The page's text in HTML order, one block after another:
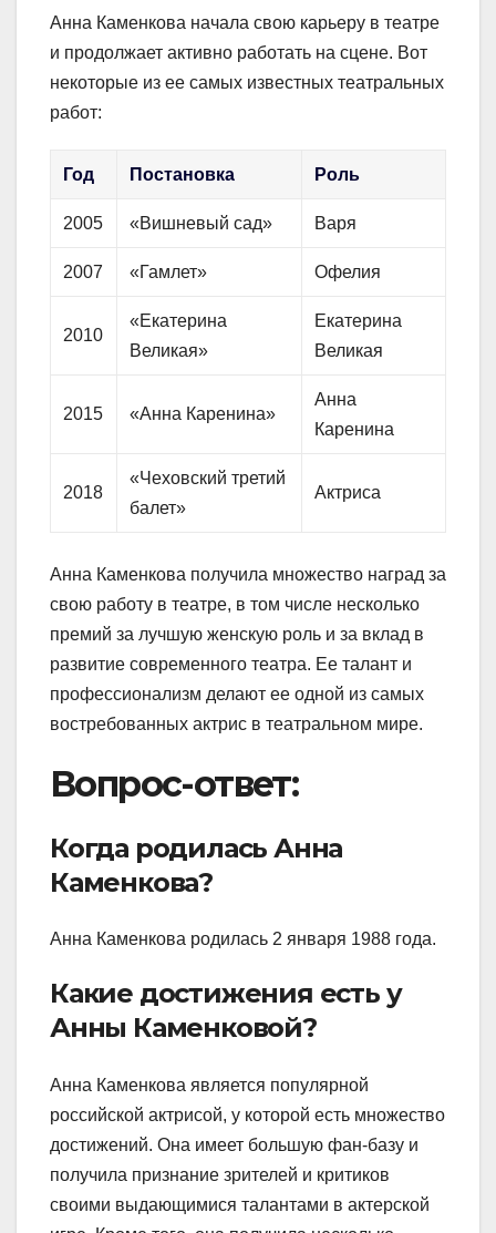
Анна Каменкова начала свою карьеру в театре
и продолжает активно работать на сцене. Вот
некоторые из ее самых известных театральных
работ:
Год Постановка Роль
2005 «Вишневый сад» Варя
2007 «Гамлет» Офелия
2010
«Екатерина
Великая»
Екатерина
Великая
2015 «Анна Каренина»
Анна
Каренина
2018
«Чеховский третий
балет»
Актриса
Анна Каменкова получила множество наград за
свою работу в театре, в том числе несколько
премий за лучшую женскую роль и за вклад в
развитие современного театра. Ее талант и
профессионализм делают ее одной из самых
востребованных актрис в театральном мире.
Вопрос-ответ:
Когда родилась Анна
Каменкова?
Анна Каменкова родилась 2 января 1988 года.
Какие достижения есть у
Анны Каменковой?
Анна Каменкова является популярной
российской актрисой, у которой есть множество
достижений. Она имеет большую фан-базу и
получила признание зрителей и критиков
своими выдающимися талантами в актерской